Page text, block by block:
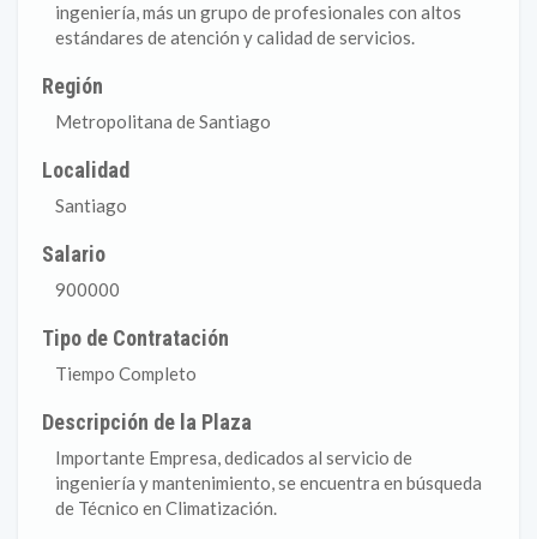
ingeniería, más un grupo de profesionales con altos
estándares de atención y calidad de servicios.
Región
Metropolitana de Santiago
Localidad
Santiago
Salario
900000
Tipo de Contratación
Tiempo Completo
Descripción de la Plaza
Importante Empresa, dedicados al servicio de
ingeniería y mantenimiento, se encuentra en búsqueda
de Técnico en Climatización.